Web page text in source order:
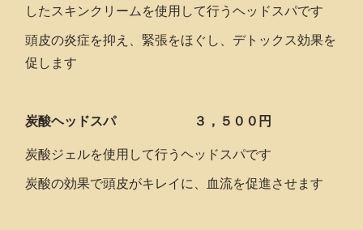
したスキンクリームを使用して行うヘッドスパです
頭皮の炎症を抑え、緊張をほぐし、デトックス効果を
促します
炭酸ヘッドスパ ３，５００円
炭酸ジェルを使用して行うヘッドスパです
炭酸の効果で頭皮がキレイに、血流を促進させます